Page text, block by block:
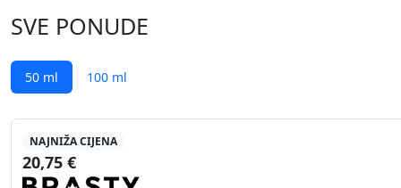
SVE PONUDE
50 ml 100 ml
NAJNIŽA CIJENA
20,75 €